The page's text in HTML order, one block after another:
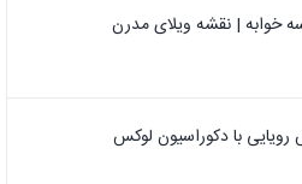
با دکوراسیون لوکس